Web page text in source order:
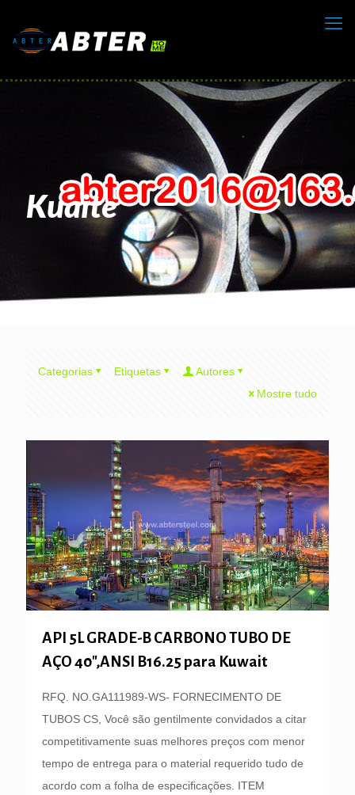
Kuaite
Categorias Etiquetas
Autores
Mostre tudo
API 5L GRADE-B CARBONO TUBO DE
AÇO 40″,ANSI B16.25 para Kuwait
RFQ. NO.GA111989-WS- FORNECIMENTO DE
TUBOS CS, Você são gentilmente convidados a citar
competitivamente suas melhores preços com menor
tempo de entrega para o material requerido tudo de
acordo com a folha de especificações. ITEM